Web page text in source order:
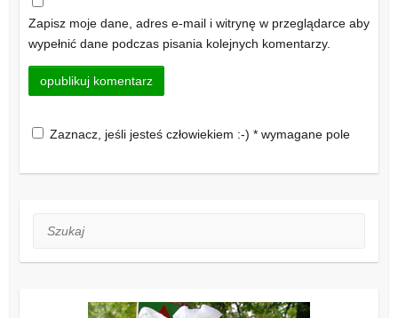
Zapisz moje dane, adres e-mail i witrynę w przeglądarce aby
wypełnić dane podczas pisania kolejnych komentarzy.
Zaznacz, jeśli jesteś człowiekiem :-) * wymagane pole
Szukaj